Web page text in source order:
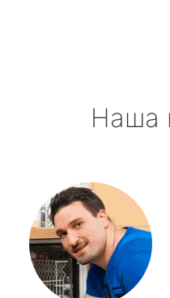
Наша